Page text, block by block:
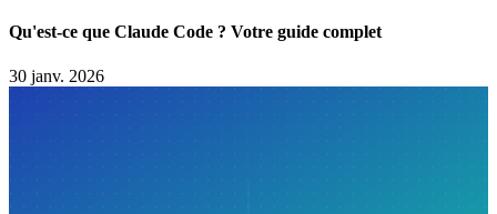
Qu'est-ce que Claude Code ? Votre guide complet
30 janv. 2026